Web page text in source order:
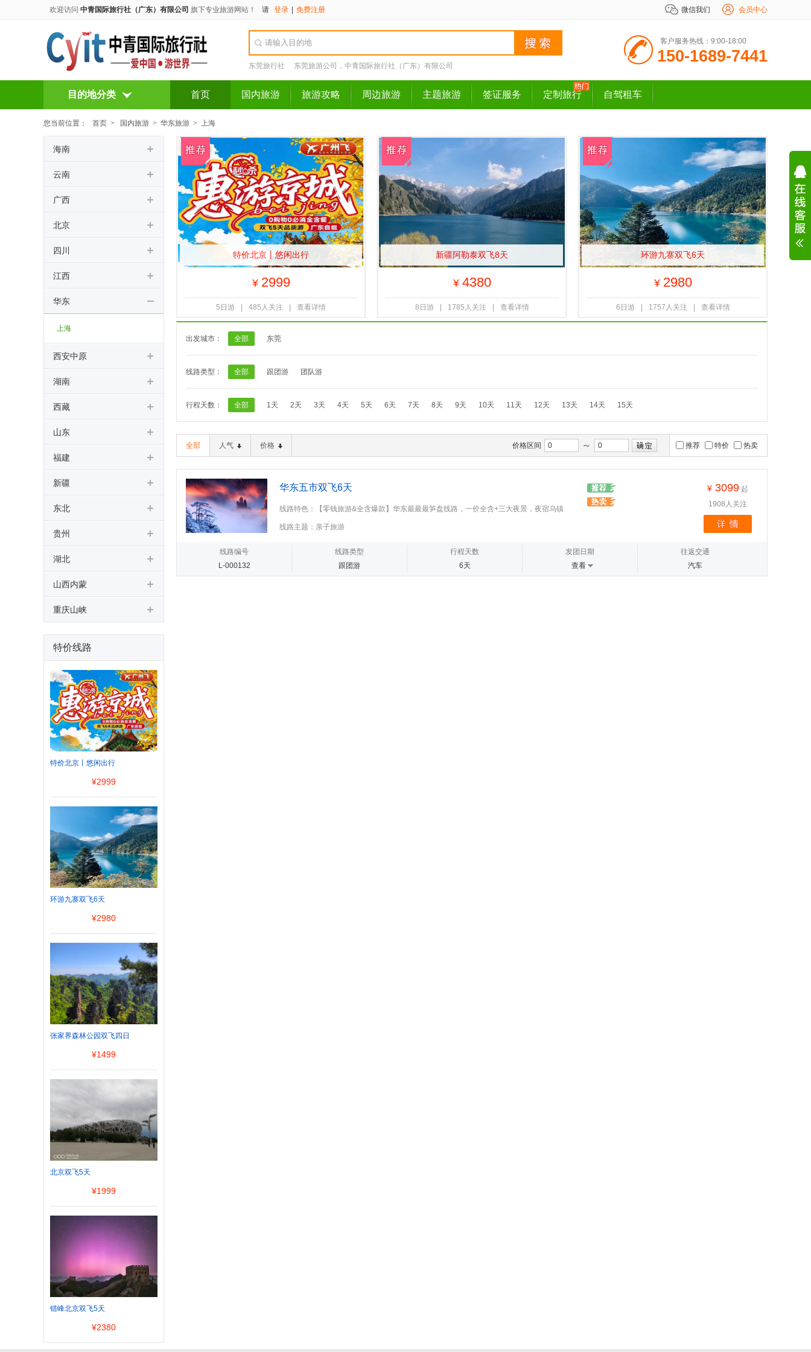
欢迎访问 中青国际旅行社（广东）有限公司 旗下专业旅游网站！ 请 登录 免费注册 微信我们 会员中心
东莞旅行社 东莞旅游公司，中青国际旅行社（广东）有限公司
客户服务热线：9:00-18:00
150-1689-7441
目的地分类 首页 国内旅游 旅游攻略 周边旅游 主题旅游 签证服务 定制旅行 自驾租车
您当前位置： 首页 > 国内旅游 > 华东旅游 > 上海
特价北京丨悠闲出行
¥ 2999
5日游 485人关注 查看详情
新疆阿勒泰双飞8天
¥ 4380
8日游 1785人关注 查看详情
环游九寨双飞6天
¥ 2980
6日游 1757人关注 查看详情
出发城市： 全部 东莞
线路类型： 全部 跟团游 团队游
行程天数： 全部 1天 2天 3天 4天 5天 6天 7天 8天 9天 10天 11天 12天 13天 14天 15天
全部 人气 价格 推荐 特价 热卖
价格区间 ～
华东五市双飞6天
线路特色：【零钱旅游&全含爆款】华东最最最笋盘线路，一价全含+三大夜景，夜宿乌镇
线路主题：亲子旅游
¥ 3099 起
1908人关注
线路编号
L-000132
线路类型
跟团游
行程天数
6天
发团日期
查看
往返交通
汽车
海南
云南
广西
北京
四川
江西
华东
上海
西安中原
湖南
西藏
山东
福建
新疆
东北
贵州
湖北
山西内蒙
重庆山峡
特价线路
特价北京丨悠闲出行
¥2999
环游九寨双飞6天
¥2980
张家界森林公园双飞四日
¥1499
北京双飞5天
¥1999
错峰北京双飞5天
¥2380